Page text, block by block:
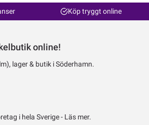
Köp tryggt online
online!
lager & butik i Söderhamn.
i hela Sverige - Läs mer.